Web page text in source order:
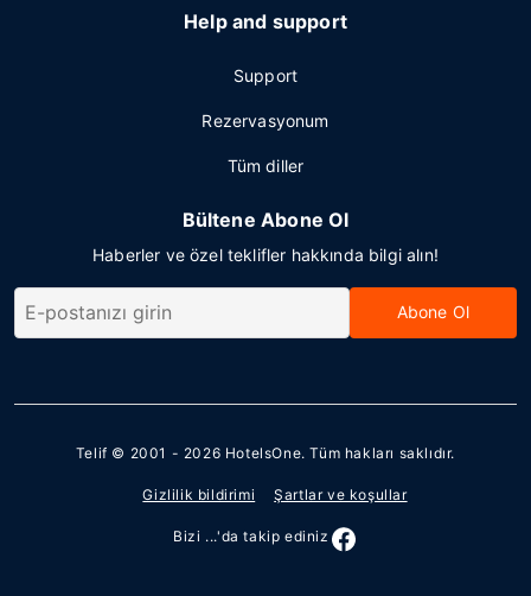
Help and support
Support
Rezervasyonum
Tüm diller
Bültene Abone Ol
Haberler ve özel teklifler hakkında bilgi alın!
Abone Ol
Telif © 2001 - 2026 HotelsOne. Tüm hakları saklıdır.
Gizlilik bildirimi Şartlar ve koşullar
Bizi ...'da takip ediniz